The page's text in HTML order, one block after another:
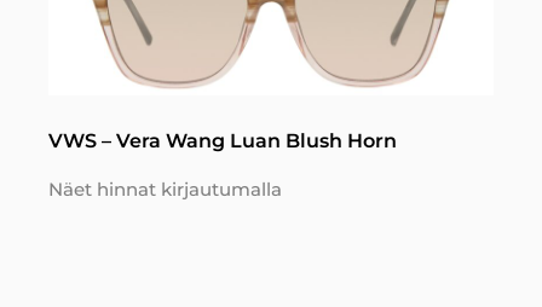
VWS – Vera Wang Luan Blush Horn
Näet hinnat kirjautumalla